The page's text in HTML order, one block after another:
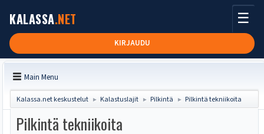
KALASSA.NET
KIRJAUDU
☰
Main Menu
Kalassa.net keskustelut ► Kalastuslajit ► Pilkintä ► Pilkintä tekniikoita
Pilkintä tekniikoita